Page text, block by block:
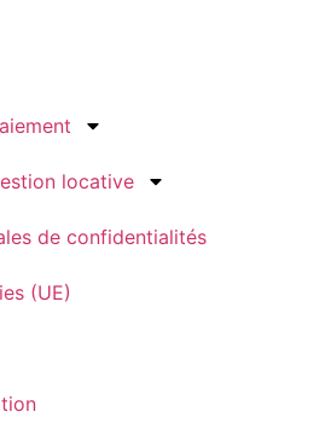
locative
de confidentialités
(UE)